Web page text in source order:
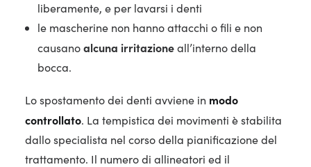
liberamente, e per lavarsi i denti
le mascherine non hanno attacchi o fili e non
causanoalcuna irritazioneall’interno della
bocca.
Lo spostamento dei denti avviene in modo
controllato. La tempistica dei movimenti è stabilita
dallo specialista nel corso della pianificazione del
trattamento. Il numero di allineatori ed il